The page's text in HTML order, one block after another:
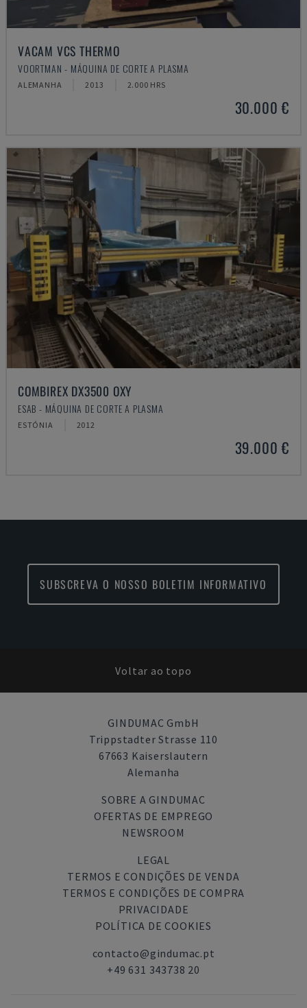
VACAM VCS THERMO
VOORTMAN - MÁQUINA DE CORTE A PLASMA
ALEMANHA 2013 2.000 HRS
30.000 €
COMBIREX DX3500 OXY
ESAB - MÁQUINA DE CORTE A PLASMA
ESTÓNIA 2012
39.000 €
SUBSCREVA O NOSSO BOLETIM INFORMATIVO
Voltar ao topo
GINDUMAC GmbH
Trippstadter Strasse 110
67663 Kaiserslautern
Alemanha
SOBRE A GINDUMAC
OFERTAS DE EMPREGO
NEWSROOM
LEGAL
TERMOS E CONDIÇÕES DE VENDA
TERMOS E CONDIÇÕES DE COMPRA
PRIVACIDADE
POLÍTICA DE COOKIES
contacto@gindumac.pt
+49 631 343738 20